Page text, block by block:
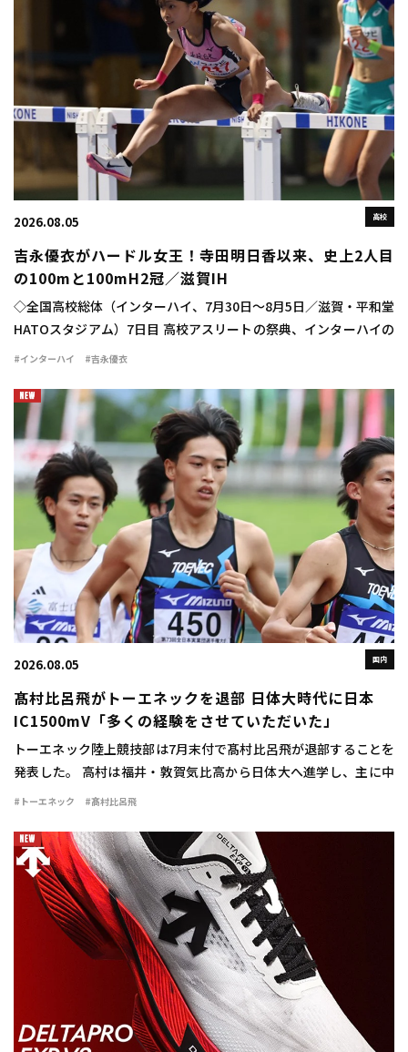
高校
2026.08.05
吉永優衣がハードル女王！寺田明日香以来、史上2人目
の100mと100mH2冠／滋賀IH
◇全国高校総体（インターハイ、7月30日～8月5日／滋賀・平和堂
HATOスタジアム）7日目 高校アスリートの祭典、インターハイの
最終日に女子100mハードル決勝が行われ、吉永優衣（長崎日大
#インターハイ #吉永優衣
国内
2026.08.05
髙村比呂飛がトーエネックを退部 日体大時代に日本
IC1500mV「多くの経験をさせていただいた」
トーエネック陸上競技部は7月末付で髙村比呂飛が退部することを
発表した。 高村は福井・敦賀気比高から日体大へ進学し、主に中
距離で活躍。1500mで2年時に3分42秒76をマークすると、3、4年
#トーエネック #髙村比呂飛